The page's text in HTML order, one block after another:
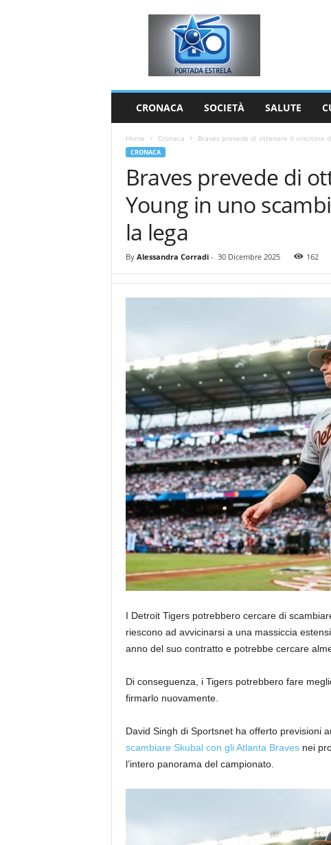
CRONACA SOCIETÀ SALUTE
Home Cronaca Braves prevede di ottenere il vincitore
CRONACA
Braves prevede di
Young in uno
la lega
By Alessandra Corradi- 30 Dicembre 2025 162
I Detroit Tigers potrebbero cercare di
riescono ad avvicinarsi a una massiccia
anno del suo contratto e potrebbe cercare
Di conseguenza, i Tigers potrebbero fare
firmarlo nuovamente.
David Singh di Sportsnet ha offerto previsioni
scambiare Skubal con gli Atlanta Bravesnei
l’intero panorama del campionato.